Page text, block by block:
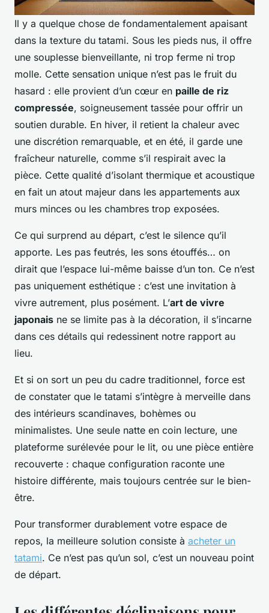
Il y a quelque chose de fondamentalement apaisant
dans la texture du tatami. Sous les pieds nus, il offre
une souplesse bienveillante, ni trop ferme ni trop
molle. Cette sensation unique n’est pas le fruit du
hasard : elle provient d’un cœur en paille de riz
compressée, soigneusement tassée pour offrir un
soutien durable. En hiver, il retient la chaleur avec
une discrétion remarquable, et en été, il garde une
fraîcheur naturelle, comme s’il respirait avec la
pièce. Cette qualité d’isolant thermique et acoustique
en fait un atout majeur dans les appartements aux
murs minces ou les chambres trop exposées.
Ce qui surprend au départ, c’est le silence qu’il
apporte. Les pas feutrés, les sons étouffés… on
dirait que l’espace lui-même baisse d’un ton. Ce n’est
pas uniquement esthétique : c’est une invitation à
vivre autrement, plus posément. L’art de vivre
japonais ne se limite pas à la décoration, il s’incarne
dans ces détails qui redessinent notre rapport au
lieu.
Et si on sort un peu du cadre traditionnel, force est
de constater que le tatami s’intègre à merveille dans
des intérieurs scandinaves, bohèmes ou
minimalistes. Une seule natte en coin lecture, une
plateforme surélevée pour le lit, ou une pièce entière
recouverte : chaque configuration raconte une
histoire différente, mais toujours centrée sur le bien-
être.
Pour transformer durablement votre espace de
repos, la meilleure solution consiste à acheter un
tatami. Ce n’est pas qu’un sol, c’est un nouveau point
de départ.